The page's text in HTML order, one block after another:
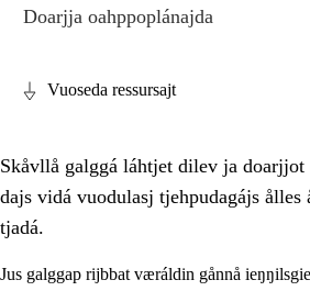
Doarjja oahppoplánajda
Vuoseda ressursajt
Skåvllå galggá láhtjet dilev ja
dajs vidá vuodulasj tjehpudagájs ålles
tjadá.
Jus galggap rijbbat væráldin gånnå